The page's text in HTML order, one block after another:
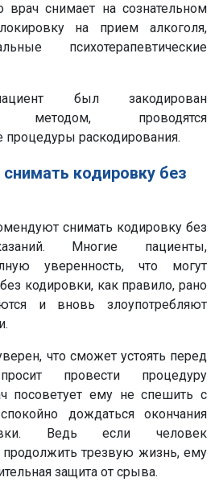
врач снимает на сознательном
на прием алкоголя,
психотерапевтические
был закодирован
методом, проводятся
процедуры раскодирования.
кодировку без
снимать кодировку без
Многие пациенты,
уверенность, что могут
кодировки, как правило, рано
и вновь злоупотребляют
что сможет устоять перед
провести процедуру
посоветует ему не спешить с
дождаться окончания
Ведь если человек
продолжить трезвую жизнь, ему
защита от срыва.